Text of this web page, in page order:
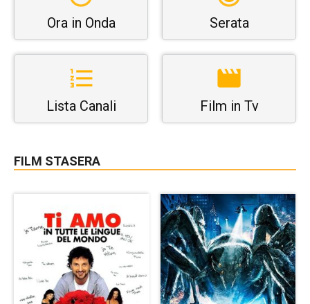
Ora in Onda Serata
Lista Canali Film in Tv
FILM STASERA